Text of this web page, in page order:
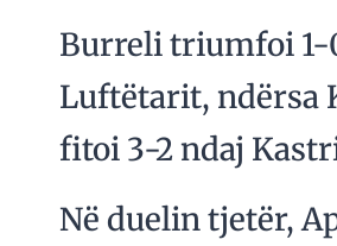
Burreli triumfoi 1-
Luftëtarit, ndërsa
fitoi 3-2 ndaj
Në duelin tjetër,